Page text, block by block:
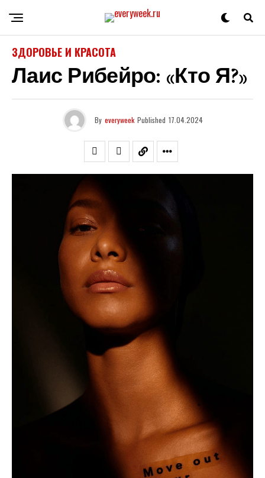
ЗДОРОВЬЕ И КРАСОТА
Лаис Рибейро: «Кто Я?»
By everyweek Published 17.04.2024